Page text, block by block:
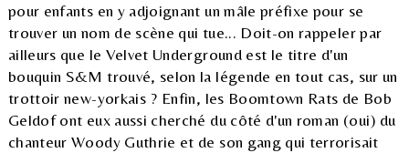
pour enfants en y adjoignant un mâle préfixe pour se
trouver un nom de scène qui tue... Doit-on rappeler par
ailleurs que le Velvet Underground est le titre d'un
bouquin S&M trouvé, selon la légende en tout cas, sur un
trottoir new-yorkais ? Enfin, les Boomtown Rats de Bob
Geldof ont eux aussi cherché du côté d'un roman (oui) du
chanteur Woody Guthrie et de son gang qui terrorisait